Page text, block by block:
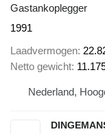
Gastankoplegger
1991
Laadvermogen
Netto gewicht
Nederland,